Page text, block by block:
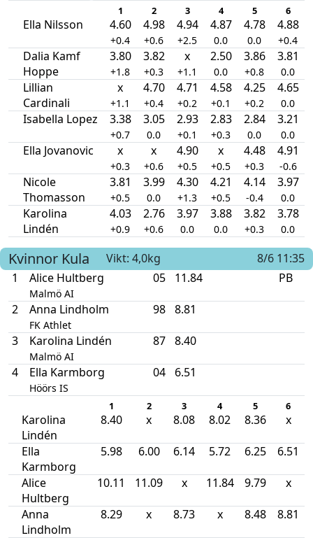
1 2 3 4 5 6
Ella Nilsson 4.60
+0.4
4.98
+0.6
4.94
+2.5
4.87
0.0
4.78
0.0
4.88
+0.4
Dalia Kamf
Hoppe
3.80
+1.8
3.82
+0.3
x
+1.1
2.50
0.0
3.86
+0.8
3.81
0.0
Lillian
Cardinali
x
+1.1
4.70
+0.4
4.71
+0.2
4.58
+0.1
4.25
+0.2
4.65
0.0
Isabella Lopez 3.38
+0.7
3.05
0.0
2.93
+0.1
2.83
+0.3
2.84
0.0
3.21
0.0
Ella Jovanovic x
+0.3
x
+0.6
4.90
+0.5
x
+0.5
4.48
+0.3
4.91
-0.6
Nicole
Thomasson
3.81
+0.5
3.99
0.0
4.30
+1.3
4.21
+0.5
4.14
-0.4
3.97
0.0
Karolina
Lindén
4.03
+0.9
2.76
+0.6
3.97
0.0
3.88
0.0
3.82
+0.3
3.78
0.0
Kvinnor Kula Vikt: 4,0kg
8/6 11:35
1
Alice Hultberg
Malmö AI
05 11.84 PB
2 Anna Lindholm
FK Athlet
98 8.81
3 Karolina Lindén
Malmö AI
87 8.40
4 Ella Karmborg
Höörs IS
04 6.51
1 2 3 4 5 6
Karolina
Lindén
8.40 x 8.08 8.02 8.36 x
Ella
Karmborg
5.98 6.00 6.14 5.72 6.25 6.51
Alice
Hultberg
10.11 11.09 x 11.84 9.79 x
Anna
Lindholm
8.29 x 8.73 x 8.48 8.81